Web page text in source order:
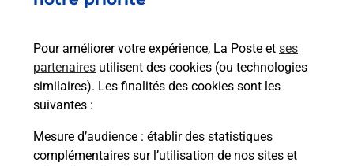
Pour améliorer votre expérience, La Poste et ses
partenaires utilisent des cookies (ou technologies
similaires). Les finalités des cookies sont les
suivantes :
Mesure d’audience : établir des statistiques
complémentaires sur l’utilisation de nos sites et
Malin !
La Poste
en ligne